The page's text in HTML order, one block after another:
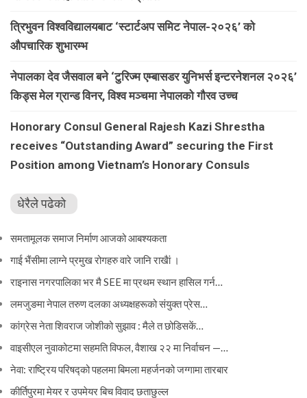
त्रिभुवन विश्वविद्यालयबाट ‘स्टार्टअप समिट नेपाल-२०२६’ को
औपचारिक शुभारम्भ
नेपालका देव जैसवाल बने ‘टुरिज्म एम्बासडर युनिभर्स इन्टरनेशनल २०२६’
किड्स मेल ग्रान्ड विनर, विश्व मञ्चमा नेपालको गौरव उच्च
Honorary Consul General Rajesh Kazi Shrestha
receives “Outstanding Award” securing the First
Position among Vietnam’s Honorary Consuls
धेरैले पढेको
समतामूलक समाज निर्माण आजको आबश्यकता
गाई भैंसीमा लाग्ने प्रमुख रोगहरु वारे जानि राखैां ।
राइनास नगरपालिका भर मै SEE मा प्रथम स्थान हासिल गर्न…
लमजुङमा नेपाल तरुण दलका अध्यक्षहरूको संयुक्त प्रेस…
कांग्रेस नेता शिवराज जोशीको सुझाव : मैले त छोडिसकें…
वाइसीएल नुवाकोटमा सहमति विफल, वैशाख २२ मा निर्वाचन —…
नेवा: राष्ट्रिय परिषद्को पहलमा बिमला महर्जनको जग्गामा तारबार
कीर्तिपुरमा मेयर र उपमेयर बिच विवाद छताछुल्ल